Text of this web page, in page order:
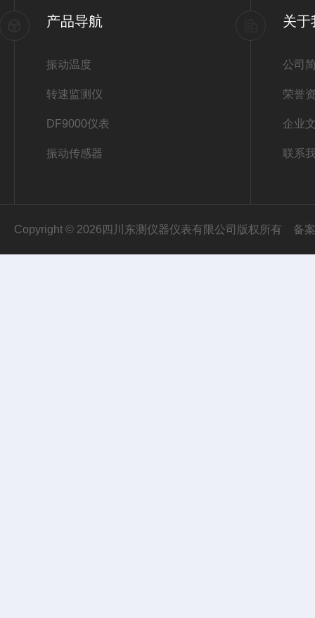
产品导航
振动温度
转速监测仪
DF9000仪表
振动传感器
关于
公司
荣誉
企业
联系
Copyright © 2026四川东测仪器仪表有限公司版权所有 备